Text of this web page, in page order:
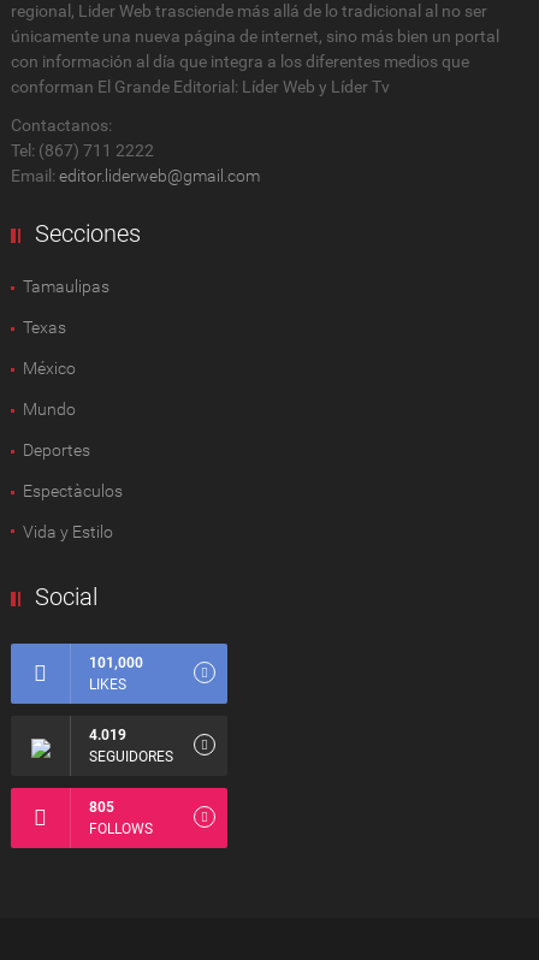
regional, Lider Web trasciende más allá de lo tradicional al no ser
únicamente una nueva página de internet, sino más bien un portal
con información al día que integra a los diferentes medios que
conforman El Grande Editorial: Líder Web y Líder Tv
Contactanos:
Tel: (867) 711 2222
Email: editor.liderweb@gmail.com
Secciones
Tamaulipas
Texas
México
Mundo
Deportes
Espectàculos
Vida y Estilo
Social
101,000
LIKES
4.019
SEGUIDORES
805
FOLLOWS